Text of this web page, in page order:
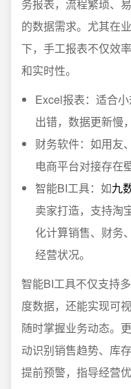
务报表，流程繁琐、
的数据需求。尤其在
下，手工报表不仅效
和实时性。
Excel报表：适合
出错，数据更新慢
财务软件：如用友
电商平台对接存在
智能BI工具：如九
卖家打造，支持淘
化计算销售、财务
经营状况。
智能BI工具不仅支持
度数据，还能实现可
随时掌握业务动态。
动识别销售趋势、库
提前预警，指导经营优